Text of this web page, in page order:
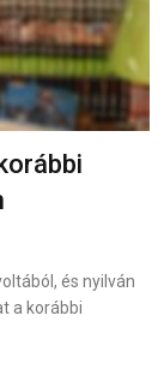
és nyilván
a korábbi